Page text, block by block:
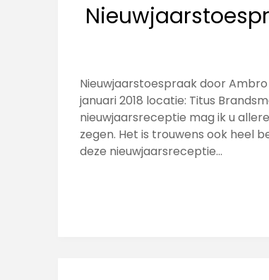
Nieuwjaarstoespraak door
januari 2018 locatie: Titus
nieuwjaarsrecep­tie mag ik u
ze­gen. Het is trouwens ook heel
deze nieuwjaarsreceptie…